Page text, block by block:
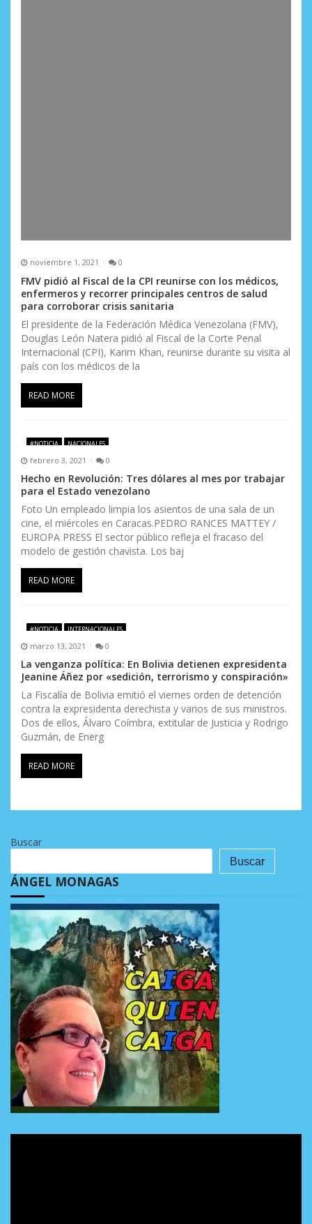
noviembre 1, 2021 0
FMV pidió al Fiscal de la CPI reunirse con los médicos,
enfermeros y recorrer principales centros de salud
para corroborar crisis sanitaria
El presidente de la Federación Médica Venezolana (FMV),
Douglas León Natera pidió al Fiscal de la Corte Penal
Internacional (CPI), Karim Khan, reunirse durante su visita al
país con los médicos de la
READ MORE
#NOTICIA NACIONALES
febrero 3, 2021 0
Hecho en Revolución: Tres dólares al mes por trabajar
para el Estado venezolano
Foto Un empleado limpia los asientos de una sala de un
cine, el miércoles en Caracas.PEDRO RANCES MATTEY /
EUROPA PRESS El sector público refleja el fracaso del
modelo de gestión chavista. Los baj
READ MORE
#NOTICIA INTERNACIONALES
marzo 13, 2021 0
La venganza política: En Bolivia detienen expresidenta
Jeanine Áñez por «sedición, terrorismo y conspiración»
La Fiscalía de Bolivia emitió el viernes orden de detención
contra la expresidenta derechista y varios de sus ministros.
Dos de ellos, Álvaro Coímbra, extitular de Justicia y Rodrigo
Guzmán, de Energ
READ MORE
Buscar
Buscar
ÁNGEL MONAGAS